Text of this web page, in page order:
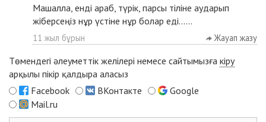
Машалла, енді араб, түрік, парсы тіліне аударып
жіберсеңіз нұр үстіне нұр болар еді......
11 жыл бұрын Жауап жазу
Төмендегі әлеуметтік желілері немесе сайтымызға кіру
арқылы пікір қалдыра аласыз
Facebook
ВКонтакте
Google
Mail.ru